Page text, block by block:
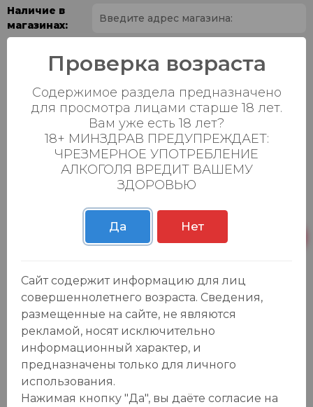
Наличие в
магазинах:
Ваш город:
Батыршина 20Б
Пн-Вс с 08:00 до
23:00
0 шт.
Магистральная 22д
Пн-Вс с 08:00 до
23:00
0 шт.
Осиновская 2В,
Пн-Вс с 09:00 до
23:00
Пн-Вс с 09:00 до
Отзывы:
Оставить отзыв
Проверка возраста
Содержимое раздела предназначено
для просмотра лицами старше 18 лет.
Вам уже есть 18 лет?
18+ МИНЗДРАВ ПРЕДУПРЕЖДАЕТ:
ЧРЕЗМЕРНОЕ УПОТРЕБЛЕНИЕ
АЛКОГОЛЯ ВРЕДИТ ВАШЕМУ
ЗДОРОВЬЮ
Да Нет
Сайт содержит информацию для лиц
совершеннолетнего возраста. Сведения,
размещенные на сайте, не являются
рекламой, носят исключительно
информационный характер, и
предназначены только для личного
использования.
Нажимая кнопку "Да", вы даёте cогласие на